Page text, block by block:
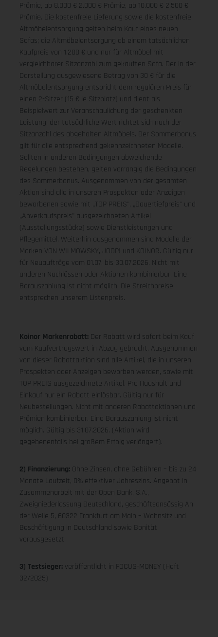
Prämie, ab 8.000 € 2.000 € Prämie, ab 10.000 € 2.500 €
Prämie. Die kostenfreie Lieferung sowie die kostenfreie
Altmöbelentsorgung gelten beim Kauf eines neuen
Sofas; die Altmöbelentsorgung ab einem tatsächlichen
Kaufpreis von 1.200 € und nur für Altmöbel mit
vergleichbarer Sitzanzahl zum gekauften Sofa. Der in der
Darstellung ausgewiesene Betrag von 30 € für die
Altmöbelentsorgung entspricht dem regulären Preis für
einen 2-Sitzer (15 € je Sitzplatz) und dient als
Beispielwert zur Veranschaulichung der geschenkten
Leistung; der tatsächliche Wert richtet sich nach der
Sitzanzahl des abgeholten Altmöbels. Der Sommerbonus
gilt für alle entsprechend gekennzeichneten Modelle.
Sollten in anderen Bedingungen abweichende
Regelungen bestehen, gelten vorrangig die Bedingungen
des Sommerbonus. Ausgenommen von der gesamten
Aktion sind alle in unseren Prospekten oder Anzeigen
beworbenen sowie mit „TOP PREIS", „Dauertiefpreis" und
„Abverkaufspreis" ausgezeichneten Artikel
(Ausstellungsstücke) sowie Dienstleistungen und
Pflegemittel. Weiterhin ausgenommen sind Modelle der
Marken VON WILMOWSKY, JOOP! und KOINOR. Gültig nur
für Neuaufträge vom 01.07. bis 30.07.2026. Nicht mit
anderen Nachlässen oder Aktionen kombinierbar. Eine
Barauszahlung ist nicht möglich. Die Streichpreise
entsprechen unserem Listenpreis.
Koinor Markenrabatt: Der Rabatt wird sofort beim Kauf
vom Kaufvertragswert in Abzug gebracht. Ausgenommen
von dieser Rabattaktion sind alle Artikel, die in unseren
Prospekten oder Anzeigen beworben werden, sowie mit
TOP PREIS ausgezeichnete Artikel. Pro Haushalt und
Einkauf nur ein Rabatt einlösbar. Gültig nur für
Neubestellungen. Nicht mit anderen Rabattaktionen und
Prämien kombinierbar. Eine Barauszahlung ist nicht
möglich. Gültig bis 31.07.2026. (Aktion wird
gegebenenfalls bei großem Erfolg verlängert).
2) Finanzierung: Ohne Zinsen, ohne Gebühren – bis zu 24
Monate Laufzeit, 0% effektiver Jahreszins. Angebot in
Zusammenarbeit mit der Open Bank, S.A.,
Zweigniederlassung Deutschland, geschäftsansässig An
der Welle 5, 60322 Frankfurt am Main – Wohnsitz und
Beschäftigung in Deutschland sowie Bonität
vorausgesetzt
3) Testsieger: veröffentlicht in FOCUS-MONEY (Heft
32/2025)